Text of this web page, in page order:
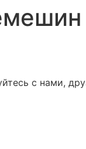
с нами,